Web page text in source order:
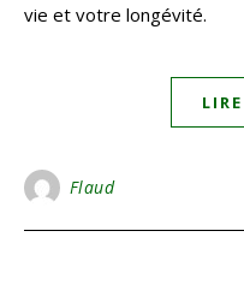
vie et votre longévité.
Flaud